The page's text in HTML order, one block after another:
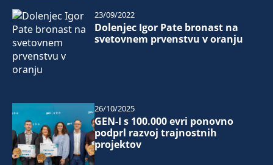
Dolenjec Igor Pate bronast na
svetovnem prvenstvu v oranju
23/09/2022
GEN-I s 100.000 evri ponovno
podprl razvoj trajnostnih
projektov
26/10/2025